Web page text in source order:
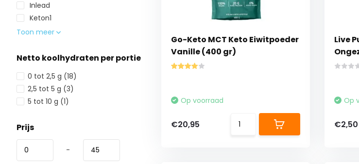
Inlead
Keton1
Toon meer
Netto koolhydraten per portie
0 tot 2,5 g (18)
2,5 tot 5 g (3)
5 tot 10 g (1)
Prijs
-
Go-Keto MCT Keto Eiwitpoeder
Vanille (400 gr)
Op voorraad
€20,95
Live
Op
€2,50